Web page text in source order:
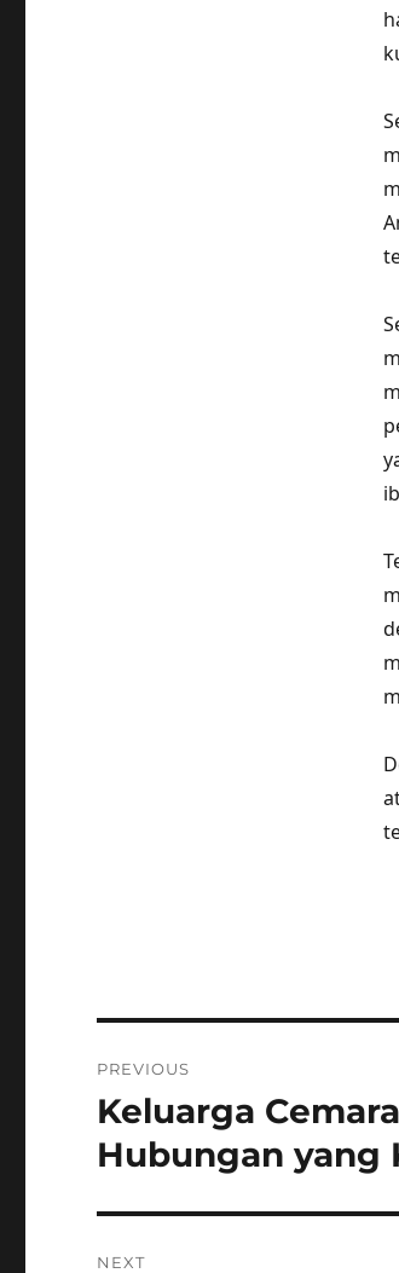
navigation
PREVIOUS
Previous
post:
Keluarga
Hubungan yang
NEXT